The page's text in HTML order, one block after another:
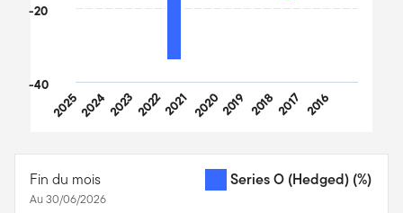
20252024202320222021 20202019 20182017 2016
-40
-20
Fin du mois
Au 30/06/2026
Series O (Hedged) (%)